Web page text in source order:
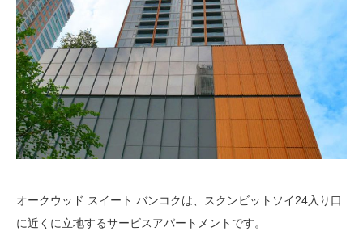
オークウッド スイート バンコクは、スクンビットソイ24入り口
に近くに立地するサービスアパートメントです。